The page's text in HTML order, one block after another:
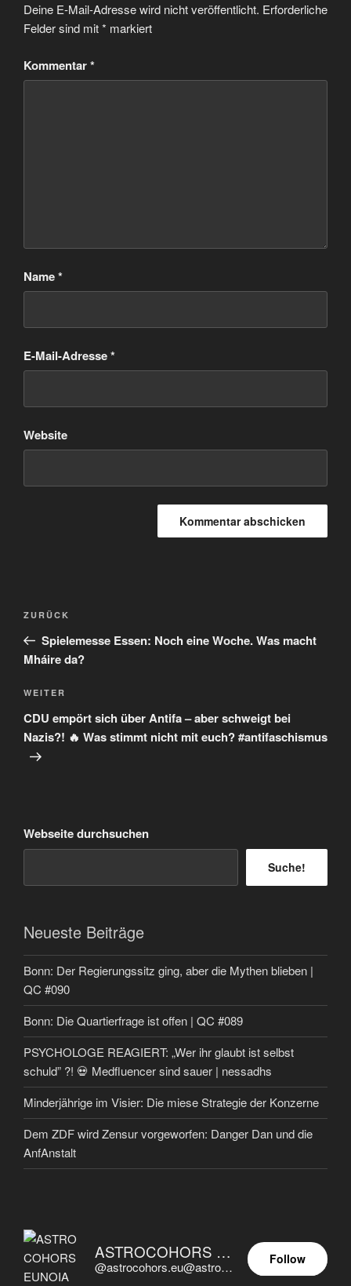
Deine E-Mail-Adresse wird nicht veröffentlicht. Erforderliche
Felder sind mit* markiert
Kommentar*
Name*
E-Mail-Adresse*
Website
Beitragsnavigation
Vorheriger
Beitrag
ZURÜCK
Spielemesse Essen: Noch eine Woche. Was macht
Mháire da?
Nächster
Beitrag
WEITER
CDU empört sich über Antifa – aber schweigt bei
Nazis?! 🔥 Was stimmt nicht mit euch? #antifaschismus
Webseite durchsuchen
Suche!
Neueste Beiträge
Bonn: Der Regierungssitz ging, aber die Mythen blieben |
QC #090
Bonn: Die Quartierfrage ist offen | QC #089
PSYCHOLOGE REAGIERT: „Wer ihr glaubt ist selbst
schuld” ?! 💀 Medfluencer sind sauer | nessadhs
Minderjährige im Visier: Die miese Strategie der Konzerne
Dem ZDF wird Zensur vorgeworfen: Danger Dan und die
AnfAnstalt
ASTROCOHORS EUNOIA ULTIMA
@astrocohors.eu@astrocohors.eu
Follow